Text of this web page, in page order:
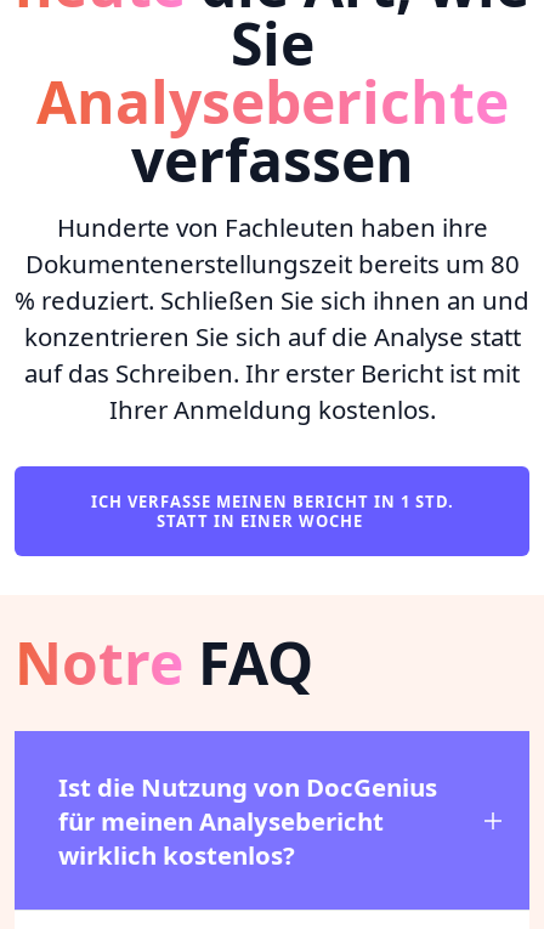
Sie
Analyseberichte
verfassen
Hunderte von Fachleuten haben ihre
Dokumentenerstellungszeit bereits um 80
% reduziert. Schließen Sie sich ihnen an und
konzentrieren Sie sich auf die Analyse statt
auf das Schreiben. Ihr erster Bericht ist mit
Ihrer Anmeldung kostenlos.
ICH VERFASSE MEINEN BERICHT IN 1 STD.
STATT IN EINER WOCHE
Notre FAQ
Ist die Nutzung von DocGenius
für meinen Analysebericht
wirklich kostenlos?